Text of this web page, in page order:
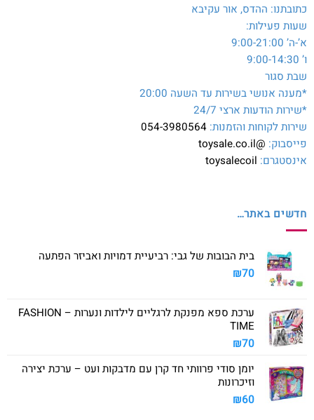
כתובתנו: ההדס, אור עקיבא
שעות פעילות:
א’-ה’ 9:00-21:00
ו’ 9:00-14:30
שבת סגור
*מענה אנושי בשירות עד השעה 20:00
*שירות הודעות ארצי 24/7
שירות לקוחות והזמנות: 054-3980564
פייסבוק: @toysale.co.il
אינסטגרם: toysalecoil
חדשים באתר…
בית הבובות של גבי: רביעיית דמויות ואביזר הפתעה
₪70
ערכת ספא מפנקת לרגליים לילדות ונערות – FASHION
TIME
₪70
יומן סודי פרוותי חד קרן עם מדבקות ועט – ערכת יצירה
וזיכרונות
₪60